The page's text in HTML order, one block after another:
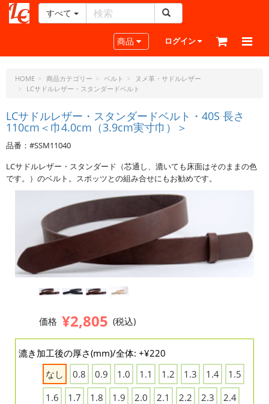
ー
ラ
フ
ド
ッ
ト・
ェ
ー
ピ
すべて
Toggle navigation
商品 ログイン
HOME 商品カテゴリー ベルト
ヌメ革・サドルレザー
LCサドルレザー・スタンダードベルト
LCサドルレザー・スタンダードベルト・40S 長さ
110cm＜巾4.0cm（3.9cm実寸巾）＞
品番：#SSM11040
LCサドルレザー・スタンダード（芯通し、漉いても床面はそのままの色
です。）のベルト。スポッツとの組み合せにもお勧めです。
価格 ¥2,805 (税込)
漉き加工後の厚さ(mm)/全体: +¥220
なし
0.8 0.9 1.0 1.1 1.2 1.3 1.4
1.5
1.6
1.7 1.8 1.9 2.0 2.1 2.2 2.3
2.4